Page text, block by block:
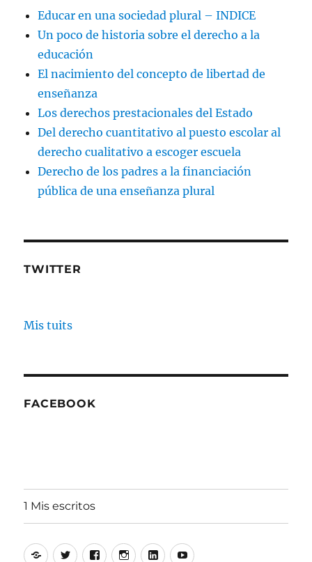
Educar en una sociedad plural – INDICE
Un poco de historia sobre el derecho a la
educación
El nacimiento del concepto de libertad de
enseñanza
Los derechos prestacionales del Estado
Del derecho cuantitativo al puesto escolar al
derecho cualitativo a escoger escuela
Derecho de los padres a la financiación
pública de una enseñanza plural
TWITTER
Mis tuits
FACEBOOK
1 Mis escritos
AlfonsoTwitterFacebookInstagram
LinkedinYoutube